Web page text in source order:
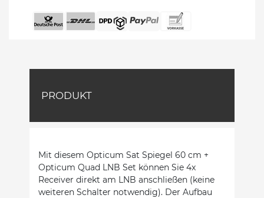
PRODUKT
Mit diesem Opticum Sat Spiegel 60 cm +
Opticum Quad LNB Set können Sie 4x
Receiver direkt am LNB anschließen (keine
weiteren Schalter notwendig). Der Aufbau